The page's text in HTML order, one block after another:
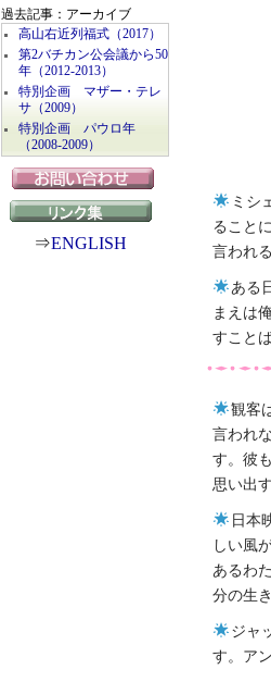
過去記事：アーカイブ
高山右近列福式（2017）
第2バチカン公会議から50
年（2012-2013）
特別企画 マザー・テレ
サ（2009）
特別企画 パウロ年
（2008-2009）
⇒ENGLISH
ミシ
ること
言われ
ある
まえは
すこと
観客
言われ
す。彼
思い出
日本
しい風
あるわ
分の生
ジャ
す。ア